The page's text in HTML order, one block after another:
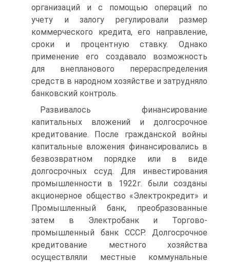
организаций и с помощью операций по
учету и залогу регулировали размер
коммерческого кредита, его направление,
сроки и процентную ставку. Однако
применение его создавало возможность
для внепланового перераспределения
средств в народном хозяйстве и затрудняло
банковский контроль.
Развивалось финансирование
капитальных вложений и долгосрочное
кредитование. После гражданской войны
капитальные вложения финансировались в
безвозвратном порядке или в виде
долгосрочных ссуд. Для инвестирования
промышленности в 1922г. были созданы
акционерное общество «Электрокредит» и
Промышленный банк, преобразованные
затем в Электробанк и Торгово-
промышленный банк СССР. Долгосрочное
кредитование местного хозяйства
осуществляли местные коммунальные